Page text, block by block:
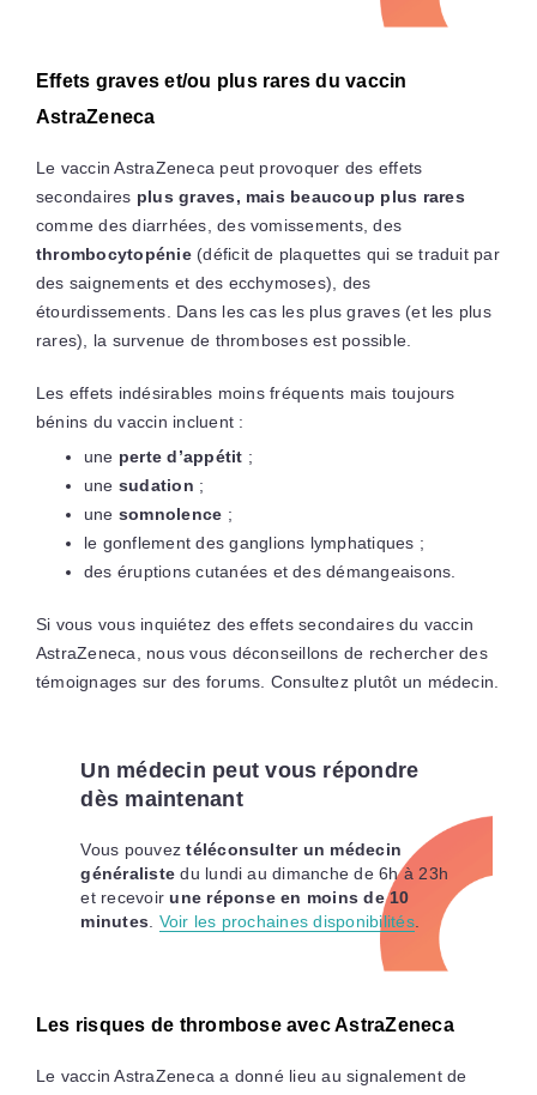
Effets graves et/ou plus rares du vaccin
AstraZeneca
Le vaccin AstraZeneca peut provoquer des effets
secondaires plus graves, mais beaucoup plus rares
comme des diarrhées, des vomissements, des
thrombocytopénie (déficit de plaquettes qui se traduit par
des saignements et des ecchymoses), des
étourdissements. Dans les cas les plus graves (et les plus
rares), la survenue de thromboses est possible.
Les effets indésirables moins fréquents mais toujours
bénins du vaccin incluent :
une perte d’appétit ;
une sudation ;
une somnolence ;
le gonflement des ganglions lymphatiques ;
des éruptions cutanées et des démangeaisons.
Si vous vous inquiétez des effets secondaires du vaccin
AstraZeneca, nous vous déconseillons de rechercher des
témoignages sur des forums. Consultez plutôt un médecin.
Un médecin peut vous répondre
dès maintenant
Vous pouvez téléconsulter un médecin
généraliste du lundi au dimanche de 6h à 23h
et recevoirune réponse en moins de 10
minutes. Voir les prochaines disponibilités.
Les risques de thrombose avec AstraZeneca
Le vaccin AstraZeneca a donné lieu au signalement de